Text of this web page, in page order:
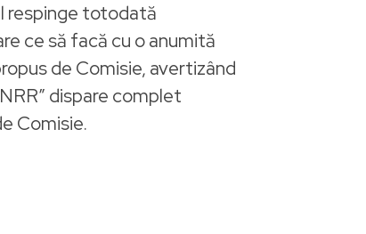
respinge totodată
ce să facă cu o anumită
de Comisie, avertizând
dispare complet
Comisie.